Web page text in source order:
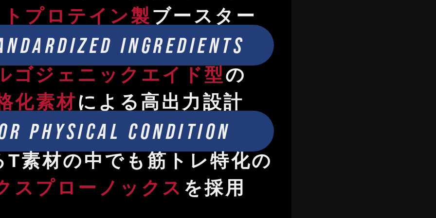
プロテイン製ブースター
INGREDIENTS
ゴジェニックエイド型の
化素材による高出力設計
PHYSICAL CONDITION
T素材の中でも筋トレ特化の
スプローノックス を採用